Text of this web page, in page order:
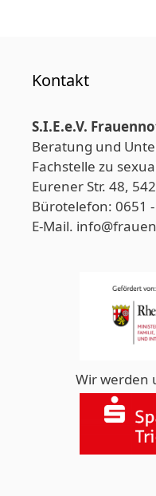
Kontakt
S.I.E.e.V.
Beratung und
Fachstelle zu
Eurener Str. 48,
Bürotelefon: 0651
E-Mail.
Wir werden